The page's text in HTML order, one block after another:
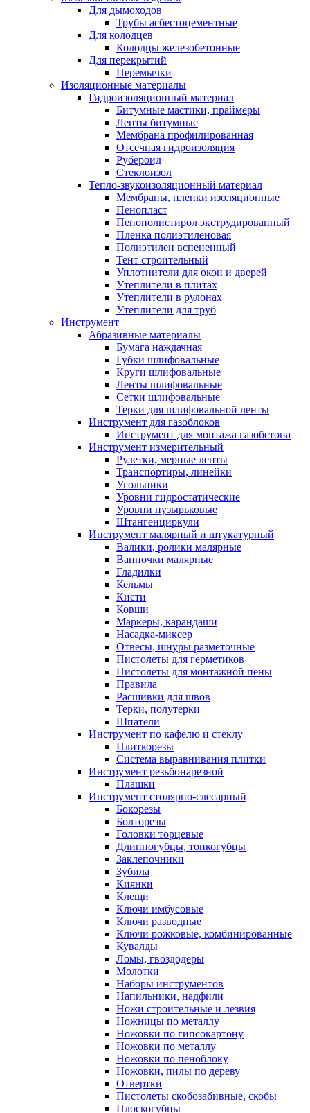
Для дымоходов
Трубы асбестоцементные
Для колодцев
Колодцы железобетонные
Для перекрытий
Перемычки
Изоляционные материалы
Гидроизоляционный материал
Битумные мастики, праймеры
Ленты битумные
Мембрана профилированная
Отсечная гидроизоляция
Рубероид
Стеклоизол
Тепло-звукоизоляционный материал
Мембраны, пленки изоляционные
Пенопласт
Пенополистирол экструдированный
Пленка полиэтиленовая
Полиэтилен вспененный
Тент строительный
Уплотнители для окон и дверей
Утеплители в плитах
Утеплители в рулонах
Утеплители для труб
Инструмент
Абразивные материалы
Бумага наждачная
Губки шлифовальные
Круги шлифовальные
Ленты шлифовальные
Сетки шлифовальные
Терки для шлифовальной ленты
Инструмент для газоблоков
Инструмент для монтажа газобетона
Инструмент измерительный
Рулетки, мерные ленты
Транспортиры, линейки
Угольники
Уровни гидростатические
Уровни пузырьковые
Штангенциркули
Инструмент малярный и штукатурный
Валики, ролики малярные
Ванночки малярные
Гладилки
Кельмы
Кисти
Ковши
Маркеры, карандаши
Насадка-миксер
Отвесы, шнуры разметочные
Пистолеты для герметиков
Пистолеты для монтажной пены
Правила
Расшивки для швов
Терки, полутерки
Шпатели
Инструмент по кафелю и стеклу
Плиткорезы
Система выравнивания плитки
Инструмент резьбонарезной
Плашки
Инструмент столярно-слесарный
Бокорезы
Болторезы
Головки торцевые
Длинногубцы, тонкогубцы
Заклепочники
Зубила
Киянки
Клещи
Ключи имбусовые
Ключи разводные
Ключи рожковые, комбинированные
Кувалды
Ломы, гвоздодеры
Молотки
Наборы инструментов
Напильники, надфили
Ножи строительные и лезвия
Ножницы по металлу
Ножовки по гипсокартону
Ножовки по металлу
Ножовки по пеноблоку
Ножовки, пилы по дереву
Отвертки
Пистолеты скобозабивные, скобы
Плоскогубцы